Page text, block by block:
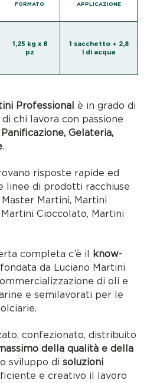
FORMATO APPLICAZIONE
1,25 kg x 8
pz
1 sacchetto + 2,8
l di acqua
Professional è in grado di
chi lavora con passione
Gelateria,
.
risposte rapide ed
linee di prodotti racchiuse
Martini, Martini
Cioccolato, Martini
completa c’è il know-
da Luciano Martini
di oli e
e semilavorati per le
confezionato, distribuito
della qualità e della
sviluppo disoluzioni
e creativo il lavoro